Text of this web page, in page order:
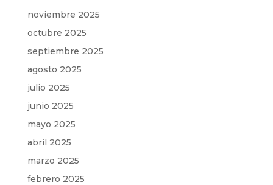
noviembre 2025
octubre 2025
septiembre 2025
agosto 2025
julio 2025
junio 2025
mayo 2025
abril 2025
marzo 2025
febrero 2025